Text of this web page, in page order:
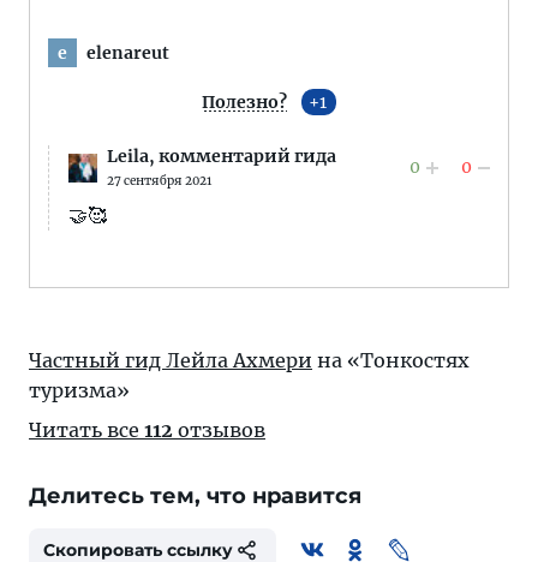
e elenareut
Полезно? 1
Leila, комментарий гида
27 сентября 2021
0 0
🤝🥰
Частный гид Лейла Ахмери на «Тонкостях
туризма»
Читать все 112 отзывов
Делитесь тем, что нравится
Скопировать ссылку